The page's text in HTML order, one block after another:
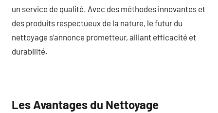
un service de qualité. Avec des méthodes innovantes et
des produits respectueux de la nature, le futur du
nettoyage s’annonce prometteur, alliant efficacité et
durabilité.
Les Avantages du Nettoyage